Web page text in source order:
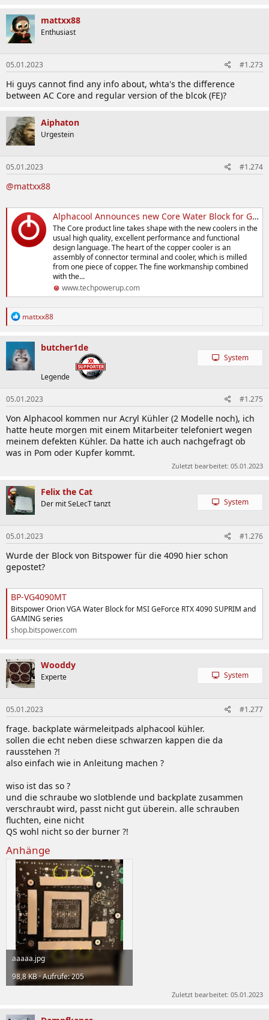
mattxx88
Enthusiast
05.01.2023 #1.273
Hi guys cannot find any info about, whta's the difference
between AC Core and regular version of the blcok (FE)?
Aiphaton
Urgestein
05.01.2023 #1.274
@mattxx88
Alphacool Announces new Core Water Block for GeForce RTX 4090 Reference and Founders Designs
The Core product line takes shape with the new coolers in the
usual high quality, excellent performance and functional
design language. The heart of the copper cooler is an
assembly of connector terminal and cooler, which is milled
from one piece of copper. The fine workmanship combined
with the...
www.techpowerup.com
R
k
t
i
o
n
mattxx88
butcher1de
Legende
System
05.01.2023 #1.275
Von Alphacool kommen nur Acryl Kühler (2 Modelle noch), ich
hatte heute morgen mit einem Mitarbeiter telefoniert wegen
meinem defekten Kühler. Da hatte ich auch nachgefragt ob
was in Pom oder Kupfer kommt.
Zuletzt bearbeitet: 05.01.2023
Felix the Cat
Der mit SeLecT tanzt System
05.01.2023 #1.276
Wurde der Block von Bitspower für die 4090 hier schon
gepostet?
BP-VG4090MT
Bitspower Orion VGA Water Block for MSI GeForce RTX 4090 SUPRIM and
GAMING series
shop.bitspower.com
Wooddy
Experte System
05.01.2023 #1.277
frage. backplate wärmeleitpads alphacool kühler.
sollen die echt neben diese schwarzen kappen die da
rausstehen ?!
also einfach wie in Anleitung machen ?
wiso ist das so ?
und die schraube wo slotblende und backplate zusammen
verschraubt wird, passt nicht gut überein. alle schrauben
fluchten, eine nicht
QS wohl nicht so der burner ?!
Anhänge
aaaaa.jpg
98,8 KB · Aufrufe: 205
Zuletzt bearbeitet: 05.01.2023